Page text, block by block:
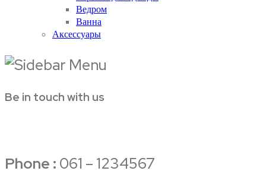
Ведром
Ванна
Аксессуары
Be in touch with us
Phone : 061 – 1234567